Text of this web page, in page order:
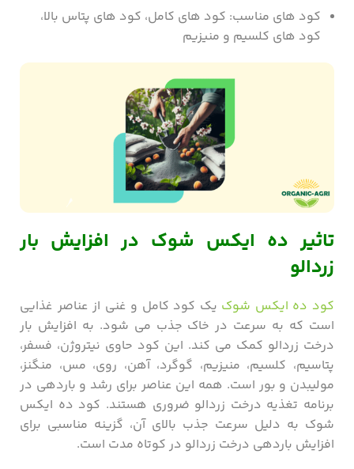
کود های مناسب: کود های کامل، کود های پتاس بالا،
کود های کلسیم و منیزیم
تاثیر ده ایکس شوک در افزایش بار
زردالو
کود ده ایکس شوک یک کود کامل و غنی از عناصر غذایی
است که به سرعت در خاک جذب می ‌شود. به افزایش بار
درخت زردالو کمک می ‌کند. این کود حاوی نیتروژن، فسفر،
پتاسیم، کلسیم، منیزیم، گوگرد، آهن، روی، مس، منگنز،
مولیبدن و بور است. همه این عناصر برای رشد و باردهی در
برنامه تغذیه درخت زردالو ضروری هستند. کود ده ایکس
شوک به دلیل سرعت جذب بالای آن، گزینه مناسبی برای
افزایش باردهی درخت زردالو در کوتاه‌ مدت است.